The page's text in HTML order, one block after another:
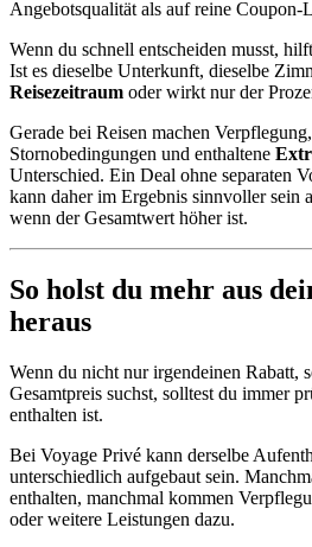
Angebotsqualität als auf reine Coupon-
Wenn du schnell entscheiden musst,
Ist es dieselbe Unterkunft, dieselbe
Reisezeitraum oder wirkt nur der
Gerade bei Reisen machen
Stornobedingungen und enthaltene
Unterschied. Ein Deal ohne separaten
kann daher im Ergebnis sinnvoller sein
wenn der Gesamtwert höher ist.
So holst du mehr aus
heraus
Wenn du nicht nur irgendeinen Rabatt,
Gesamtpreis suchst, solltest du immer
enthalten ist.
Bei Voyage Privé kann derselbe
unterschiedlich aufgebaut sein.
enthalten, manchmal kommen
oder weitere Leistungen dazu.